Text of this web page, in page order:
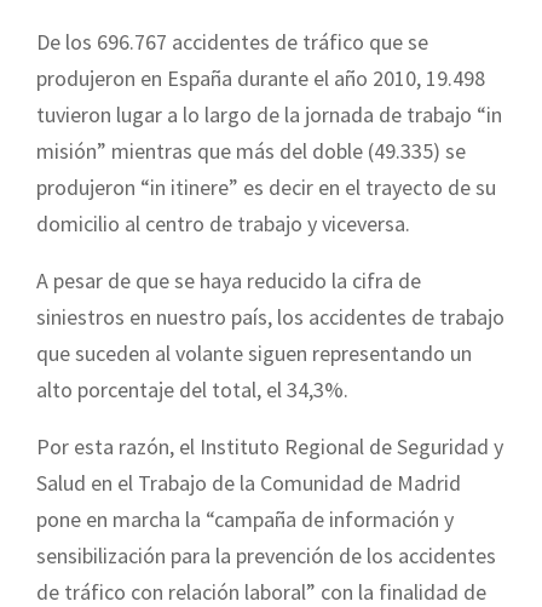
De los 696.767 accidentes de tráfico que se
produjeron en España durante el año 2010, 19.498
tuvieron lugar a lo largo de la jornada de trabajo “in
misión” mientras que más del doble (49.335) se
produjeron “in itinere” es decir en el trayecto de su
domicilio al centro de trabajo y viceversa.
A pesar de que se haya reducido la cifra de
siniestros en nuestro país, los accidentes de trabajo
que suceden al volante siguen representando un
alto porcentaje del total, el 34,3%.
Por esta razón, el Instituto Regional de Seguridad y
Salud en el Trabajo de la Comunidad de Madrid
pone en marcha la “campaña de información y
sensibilización para la prevención de los accidentes
de tráfico con relación laboral” con la finalidad de